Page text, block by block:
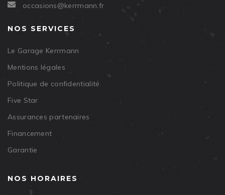
occasions@kerrmann.fr
NOS SERVICES
Le Garage Kerrmann
Mentions légales
Politique de confidentialité
Five Star
Assurances partenaires
Financement
Garantie
NOS HORAIRES